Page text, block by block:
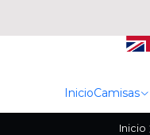
InicioCamisas
Inicio